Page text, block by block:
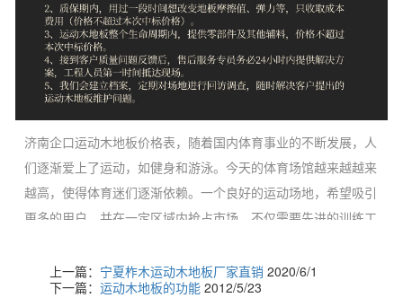
济南企口运动木地板价格表，随着国内体育事业的不断发展，人
们逐渐爱上了运动，如健身和游泳。今天的体育场馆越来越越来
越高，使得体育迷们逐渐依赖。一个良好的运动场地，希望吸引
更多的用户，并在一定区域内抢占市场，不仅需要先进的训练工
运动木分不开的。地板。
上一篇： 宁夏柞木运动木地板厂家直销 2020/6/1
下一篇： 运动木地板的功能 2012/5/23